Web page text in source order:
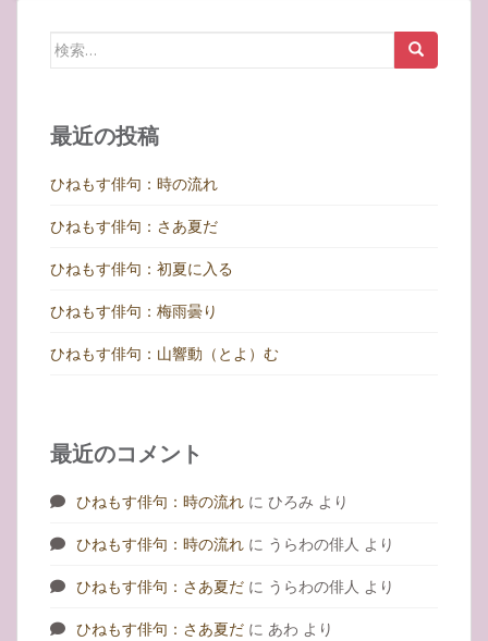
検
最近の投稿
ひねもす俳句：時の流れ
ひねもす俳句：さあ夏だ
ひねもす俳句：初夏に入る
ひねもす俳句：梅雨曇り
ひねもす俳句：山響動（とよ）む
最近のコメント
ひねもす俳句：時の流れ に ひろみ より
ひねもす俳句：時の流れ に うらわの俳人 より
ひねもす俳句：さあ夏だ に うらわの俳人 より
ひねもす俳句：さあ夏だ に あわ より